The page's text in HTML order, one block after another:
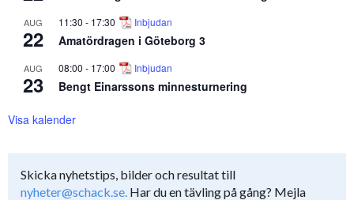
AUG
22
11:30 - 17:30 Inbjudan
Amatördragen i Göteborg 3
AUG
23
08:00 - 17:00 Inbjudan
Bengt Einarssons minnesturnering
Visa kalender
Skicka nyhetstips, bilder och resultat till
nyheter@schack.se. Har du en tävling på gång? Mejla